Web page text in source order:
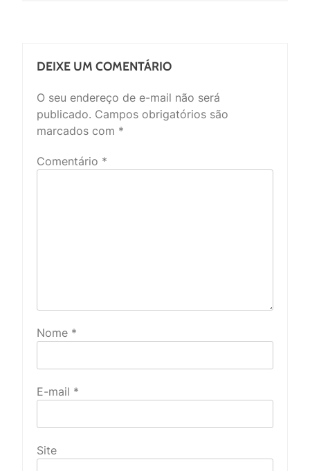
DEIXE UM COMENTÁRIO
O seu endereço de e-mail não será
publicado. Campos obrigatórios são
marcados com *
Comentário *
Nome *
E-mail *
Site